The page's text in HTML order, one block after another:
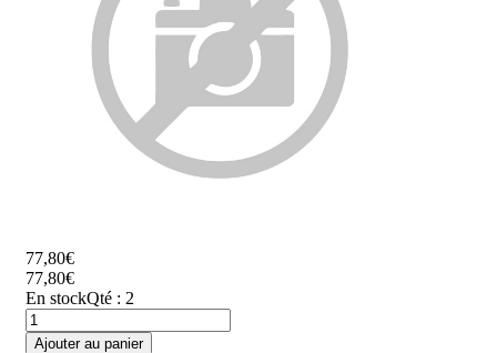
77,80€
77,80€
En stockQté : 2
Ajouter au panier